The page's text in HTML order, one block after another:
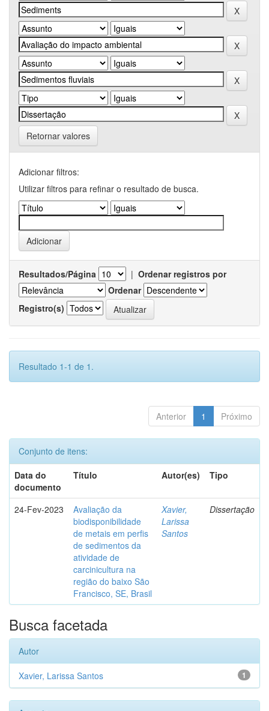
Retornar valores
Adicionar filtros:
Utilizar filtros para refinar o resultado de busca.
Resultados/Página | Ordenar registros por
Ordenar
Registro(s)
Resultado 1-1 de 1.
Anterior 1 Próximo
Conjunto de itens:
Data do
documento
Título Autor(es) Tipo
24-Fev-2023
Avaliação da
biodisponibilidade
de metais em perfis
de sedimentos da
atividade de
carcinicultura na
região do baixo São
Francisco, SE, Brasil
Xavier,
Larissa
Santos
Dissertação
Busca facetada
Autor
1
Xavier, Larissa Santos